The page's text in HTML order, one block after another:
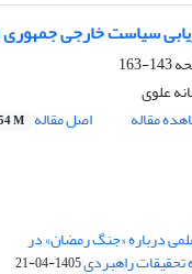
سیاست خارجی جمهوری
143-163
علوی
مقاله
اصل مقاله M
درباره «جنگ رمضان» در
راهبردی1405-04-21